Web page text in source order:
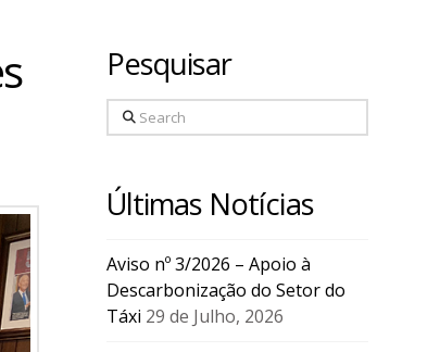
Pesquisar
Search
Últimas Notícias
Aviso nº 3/2026 – Apoio à
Descarbonização do Setor do
Táxi 29 de Julho, 2026